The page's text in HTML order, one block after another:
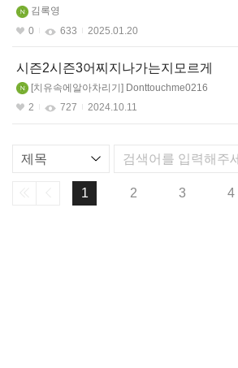
김록영
0
633 2025.01.20
시즌2시즌3어찌지나가는지모르게
치유속에알아차리기
Donttouchme0216
2
727 2024.10.11
스
1 2 3 4